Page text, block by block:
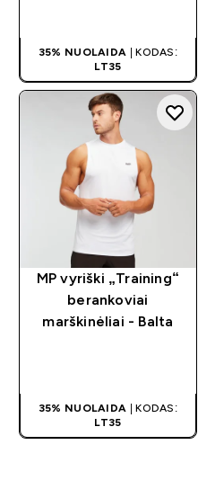
35% NUOLAIDA | KODAS:
LT35
MP vyriški „Training“
berankoviai
marškinėliai - Balta
35% NUOLAIDA | KODAS:
LT35